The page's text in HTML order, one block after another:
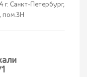
Санкт-Петербург,
пом.3Н